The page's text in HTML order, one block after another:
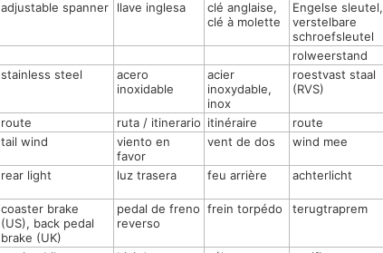
adjustable spanner llave inglesa
clé anglaise,
clé à molette
Engelse sleutel,
verstelbare
schroefsleutel
rolweerstand
stainless steel
acero
inoxidable
acier
inoxydable,
inox
roestvast staal
(RVS)
route ruta / itinerario itinéraire route
tail wind
viento en
favor
vent de dos wind mee
rear light luz trasera feu arrière achterlicht
coaster brake
(US), back pedal
brake (UK)
pedal de freno
reverso
frein torpédo terugtraprem